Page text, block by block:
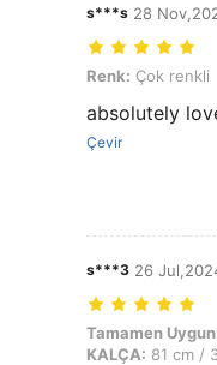
s***s 28
Renk: Çok renkli,
Renk: Çok renkli
absolutely
Çevir
s***3 26
Tamamen Uygun:
Tamamen
KALÇA: 81 cm /